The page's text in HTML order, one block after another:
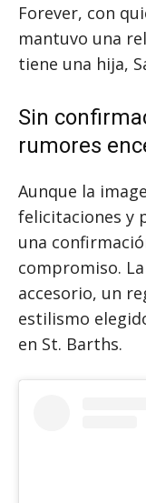
Forever, con
mantuvo una
tiene una hija,
Sin
rumores
Aunque la
felicitaciones y
una
compromiso.
accesorio, un
estilismo
en St. Barths.